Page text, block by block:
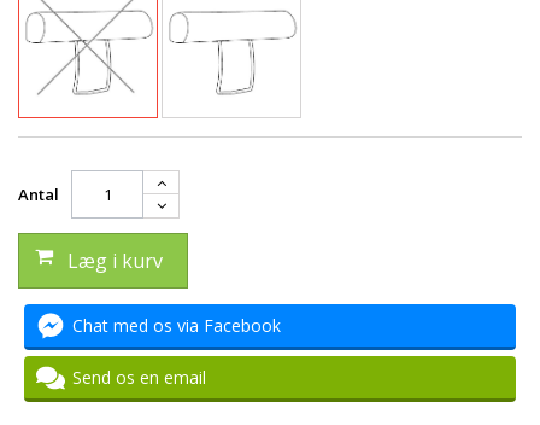
Antal
Læg i kurv
Chat med os via Facebook
Send os en email